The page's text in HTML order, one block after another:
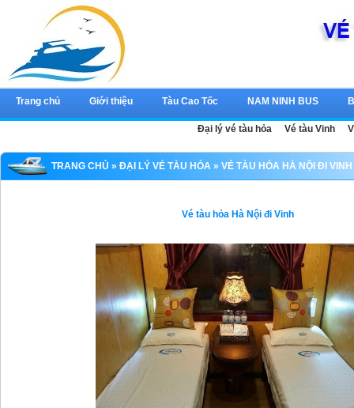
Trang chủ Giới thiệu Tàu Cao Tốc NAM NINH BUS
Đại lý vé tàu hỏa Vé tàu Vinh
TRANG CHỦ » ĐẠI LÝ VÉ TÀU HỎA » VÉ TÀU HỎA HÀ NỘI ĐI VINH
Vé tàu hỏa Hà Nội đi Vinh